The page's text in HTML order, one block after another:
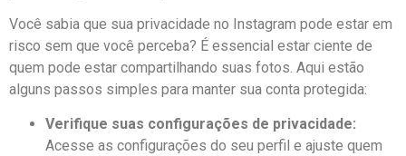
Você​ sabia que⁤ sua privacidade no Instagram pode⁢ estar em
risco sem que você perceba? É essencial⁤ estar ciente de
quem⁢ pode ​estar ​compartilhando ⁢suas ⁤fotos.‌ Aqui estão
alguns ⁢passos simples para manter sua⁤ conta protegida:
Verifique suas configurações‍ de⁢ privacidade:
⁤Acesse as ‌configurações do seu perfil e ​ajuste quem